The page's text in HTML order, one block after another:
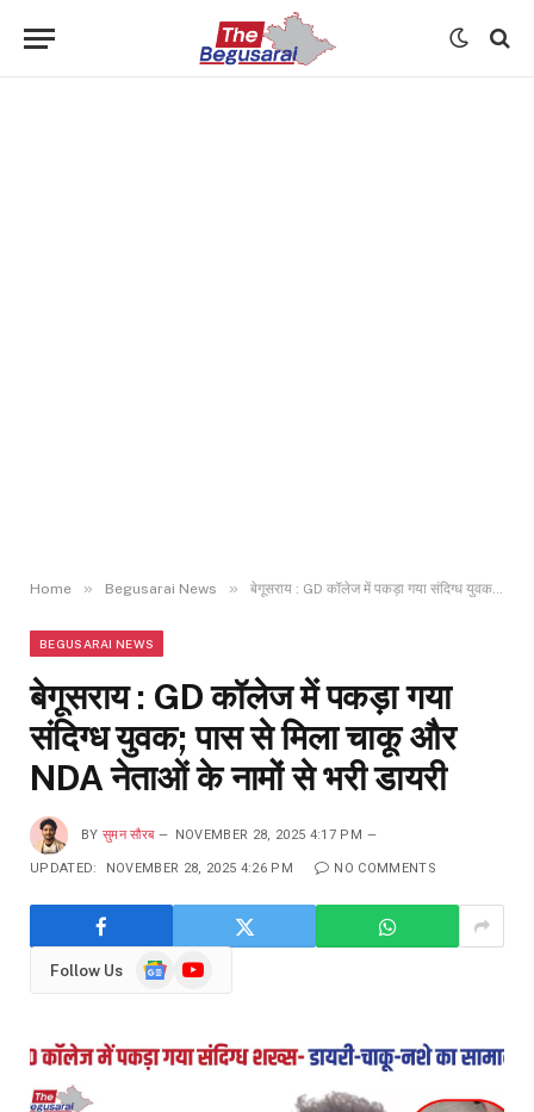
Home » Begusarai News » बेगूसराय : GD कॉलेज में पकड़ा गया संदिग्ध युवक; पास से मिला चाकू और NDA नेताओं के नामों से भरी डायरी
BEGUSARAI NEWS
बेगूसराय : GD कॉलेज में पकड़ा गया
संदिग्ध युवक; पास से मिला चाकू और
NDA नेताओं के नामों से भरी डायरी
BY सुमन सौरब NOVEMBER 28, 2025 4:17 PM
UPDATED: NOVEMBER 28, 2025 4:26 PM NO COMMENTS
Follow Us
GoogleYouTube